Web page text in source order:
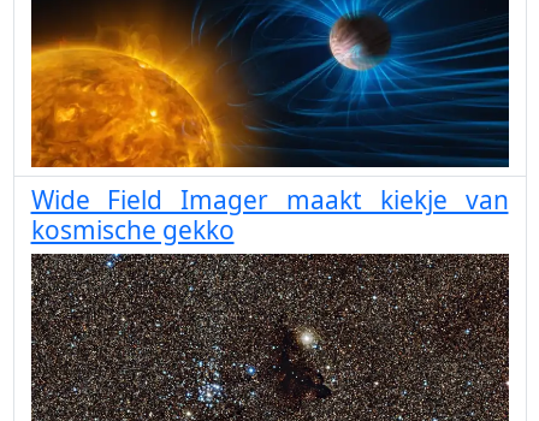
Wide Field Imager maakt kiekje van
kosmische gekko